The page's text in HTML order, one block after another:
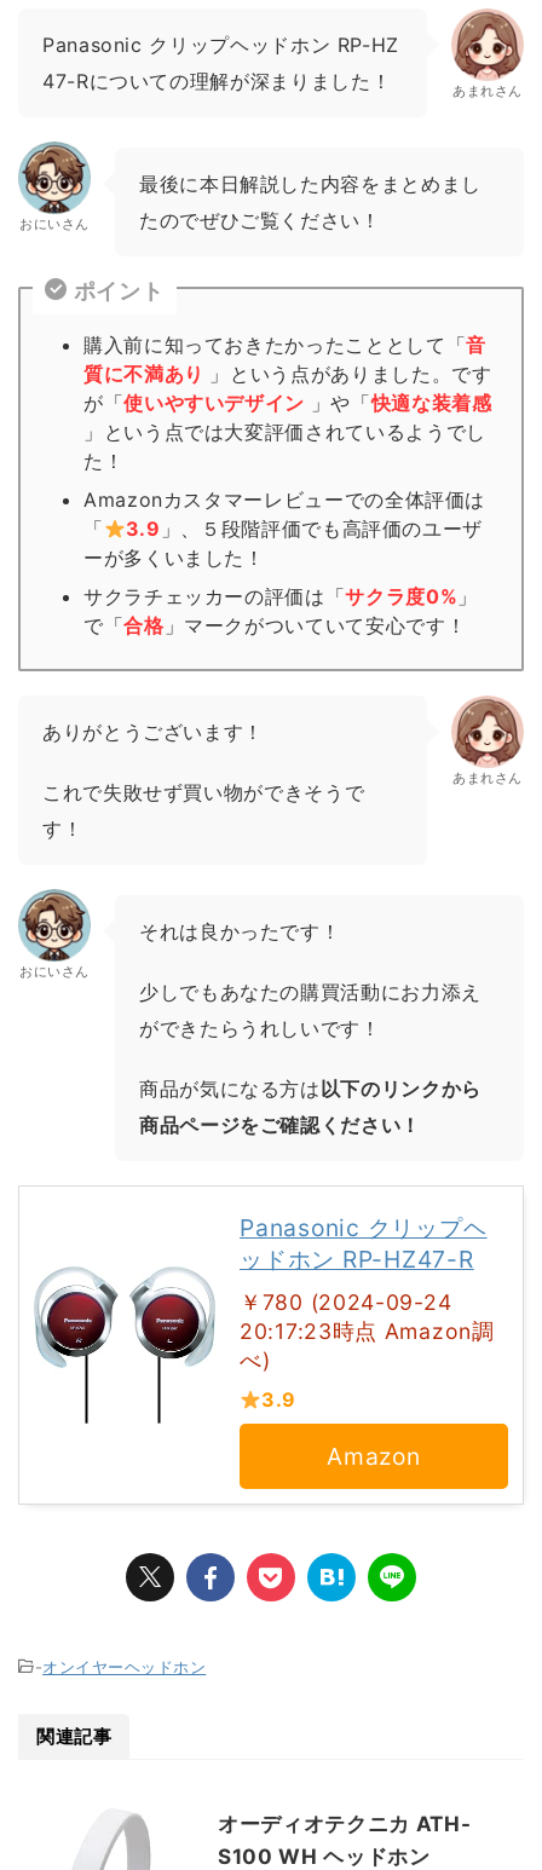
Panasonic クリップヘッドホン RP-HZ
47-Rについての理解が深まりました！
あまれさん
おにいさん
最後に本日解説した内容をまとめまし
たのでぜひご覧ください！
ポイント
購入前に知っておきたかったこととして「音
質に不満あり
」という点がありました。です
が「使いやすいデザイン 」や「快適な装着感
」という点では大変評価されているようでし
た！
Amazonカスタマーレビューでの全体評価は
「
3.9 」、５段階評価でも高評価のユーザ
ーが多くいました！
サクラチェッカーの評価は「サクラ度0% 」
で「合格 」 マーク がついていて安心です！
ありがとうございます！
これで失敗せず買い物ができそうで
す！
あまれさん
おにいさん
それは良かったです！
少しでもあなたの購買活動にお力添え
ができたらうれしいです！
商品が気になる方は以下のリンクから
商品ページをご確認ください！
Panasonic クリップヘ
ッドホン RP-HZ47-R
￥780 (2024-09-24
20:17:23時点 Amazon調
べ)
3.9
Amazon
-オンイヤーヘッドホン
関連記事
オーディオテクニカ ATH-
S100 WH ヘッドホン